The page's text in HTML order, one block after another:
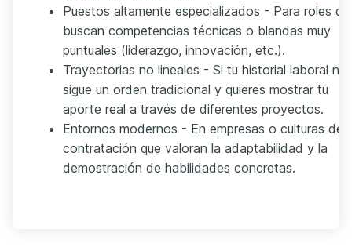
Puestos altamente especializados - Para roles
buscan competencias técnicas o blandas muy
puntuales (liderazgo, innovación, etc.).
Trayectorias no lineales - Si tu historial laboral no
sigue un orden tradicional y quieres mostrar tu
aporte real a través de diferentes proyectos.
Entornos modernos - En empresas o culturas de
contratación que valoran la adaptabilidad y la
demostración de habilidades concretas.